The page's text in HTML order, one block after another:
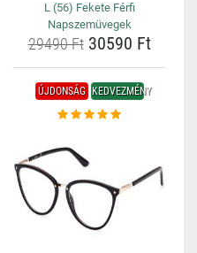
L (56) Fekete Férfi
Napszemüvegek
29490 Ft30590 Ft
ÚJDONSÁG KEDVEZMÉNY